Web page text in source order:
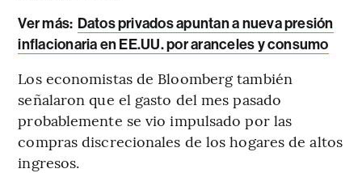
Ver más: Datos privados apuntan a nueva presión
inflacionaria en EE.UU. por aranceles y consumo
Los economistas de Bloomberg también
señalaron que el gasto del mes pasado
probablemente se vio impulsado por las
compras discrecionales de los hogares de altos
ingresos.